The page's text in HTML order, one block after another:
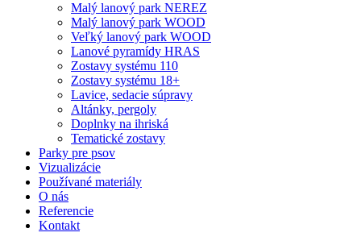
Malý lanový park NEREZ
Malý lanový park WOOD
Veľký lanový park WOOD
Lanové pyramídy HRAS
Zostavy systému 110
Zostavy systému 18+
Lavice, sedacie súpravy
Altánky, pergoly
Doplnky na ihriská
Tematické zostavy
Parky pre psov
Vizualizácie
Používané materiály
O nás
Referencie
Kontakt